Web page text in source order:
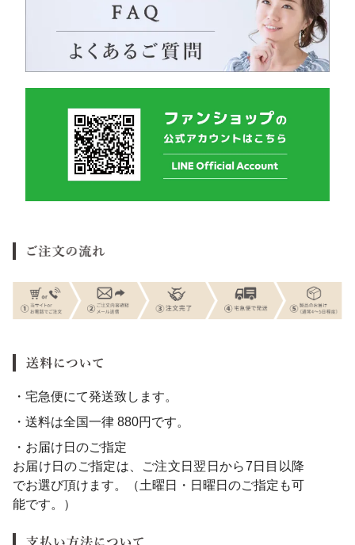
・宅急便にて発送致します。
・送料は全国一律 880円です。
・お届け日のご指定
お届け日のご指定は、ご注文日翌日から7日目以降
でお選び頂けます。（土曜日・日曜日のご指定も可
能です。）